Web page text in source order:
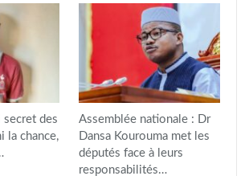
secret des
la chance,
Assemblée nationale : Dr
Dansa Kourouma met les
députés face à leurs
responsabilités…